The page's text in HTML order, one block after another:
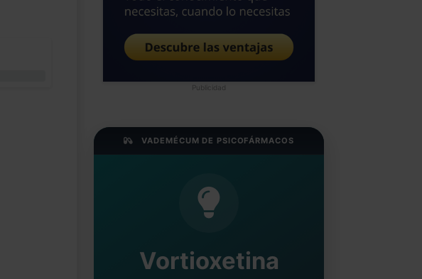
Publicidad
VADEMÉCUM DE PSICOFÁRMACOS
Vortioxetina